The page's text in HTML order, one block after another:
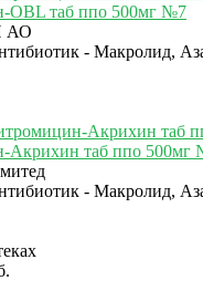
OBL таб ппо 500мг №7
АО
- Макролид,
Акрихин таб ппо 500мг
- Макролид,